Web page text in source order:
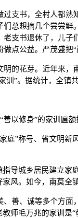
书，全村人都熟
总想摘几个尝尝
支书退休了，儿
点公益。严茂盛把
花芽。近年来，
训”。据统计，全镇
修身”的家训匾额
”称号、省文明新
城乡居民建立家
风。如今，南莫全
、诚等多个方面
师毛万兆的家训